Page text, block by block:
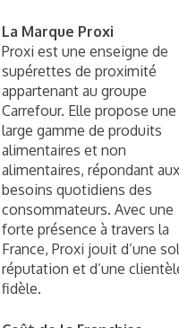
La Marque Proxi
Proxi est une enseigne de
supérettes de proximité
appartenant au groupe
Carrefour. Elle propose une
large gamme de produits
alimentaires et non
alimentaires, répondant aux
besoins quotidiens des
consommateurs. Avec une
forte présence à travers la
France, Proxi jouit d’une
réputation et d’une
fidèle.